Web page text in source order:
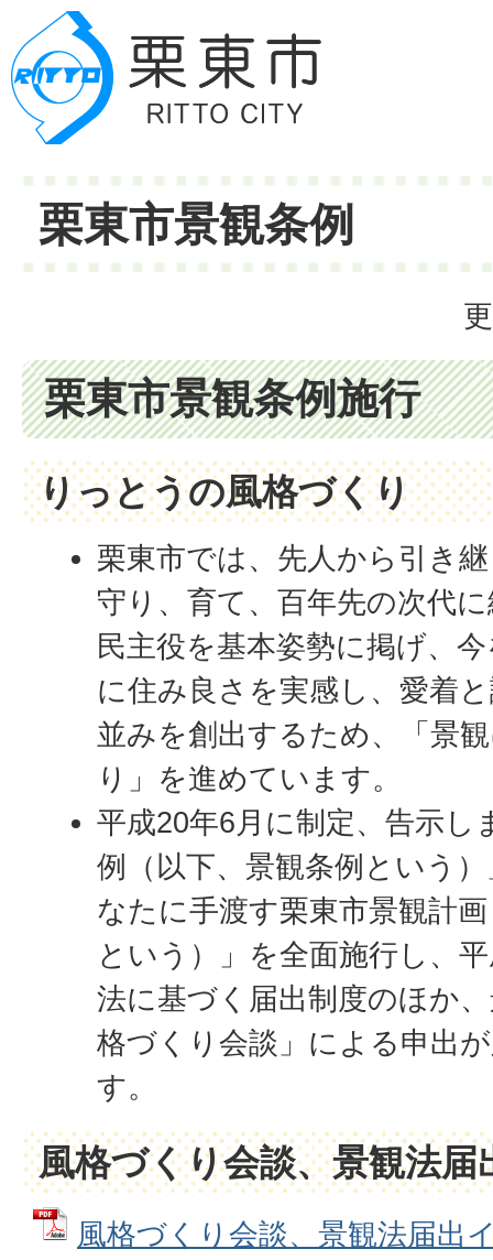
栗東市景観条例
栗東市景観条例施行
りっとうの風格づくり
栗東市では、先人から引き
守り、育て、百年先の次代
民主役を基本姿勢に掲げ、
に住み良さを実感し、愛着
並みを創出するため、「景
り」を進めています。
平成20年6月に制定、告示し
例（以下、景観条例という
なたに手渡す栗東市景観計
という）」を全面施行し、
法に基づく届出制度のほか
格づくり会談」による申出
す。
風格づくり会談、景観法届
風格づくり会談、景観法届出